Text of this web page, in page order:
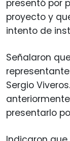
presentó por
proyecto y
intento de
Señalaron
Sergio
presentarlo